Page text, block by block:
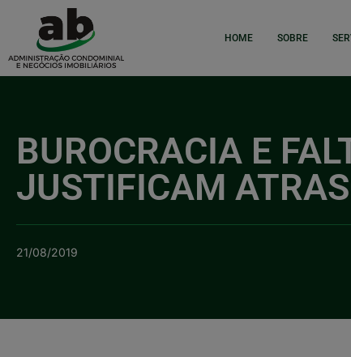
HOME SOBRE
BUROCRACIA E
JUSTIFICAM
21/08/2019